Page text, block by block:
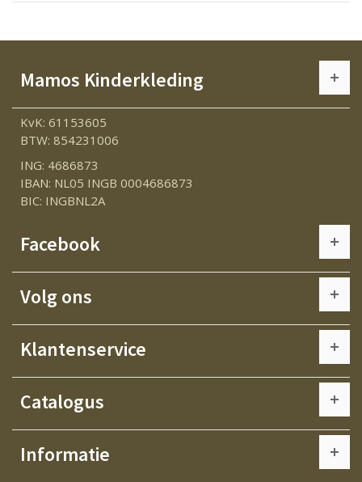
Mamos Kinderkleding
KvK: 61153605
BTW: 854231006
ING: 4686873
IBAN: NL05 INGB 0004686873
BIC: INGBNL2A
Facebook
Volg ons
Klantenservice
Catalogus
Informatie